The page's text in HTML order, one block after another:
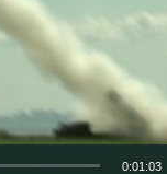
0:01:03